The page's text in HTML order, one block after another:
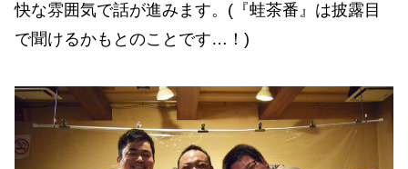
快な雰囲気で話が進みます。(『蛙茶番』は披露目
で聞けるかもとのことです…！)